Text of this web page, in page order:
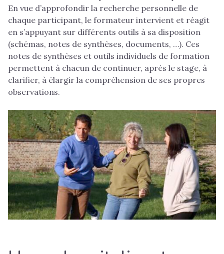
En vue d’approfondir la recherche personnelle de
chaque participant, le formateur intervient et réagit
en s’appuyant sur différents outils à sa disposition
(schémas, notes de synthèses, documents, …). Ces
notes de synthèses et outils individuels de formation
permettent à chacun de continuer, après le stage, à
clarifier, à élargir la compréhension de ses propres
observations.